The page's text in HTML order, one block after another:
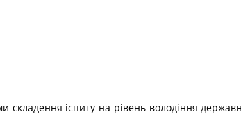
складення іспиту на рівень володіння